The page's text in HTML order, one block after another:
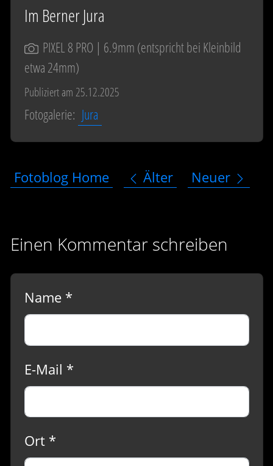
Im Berner Jura
PIXEL 8 PRO | 6.9mm (entspricht bei Kleinbild
etwa 24mm)
Publiziert am 25.12.2025
Fotogalerie: Jura
Fotoblog Home Älter Neuer
Einen Kommentar schreiben
Name *
E-Mail *
Ort *